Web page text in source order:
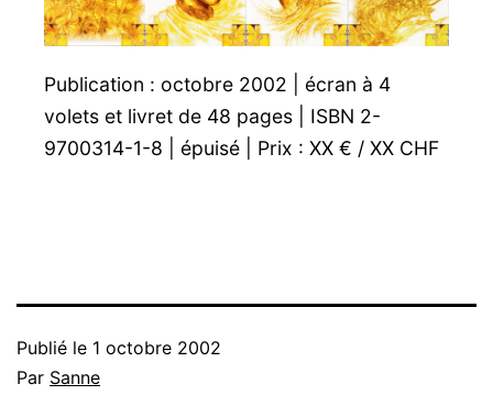
Publication : octobre 2002 | écran à 4
volets et livret de 48 pages | ISBN 2-
9700314-1-8 | épuisé | Prix : XX € / XX CHF
Publié le 1 octobre 2002
Par Sanne